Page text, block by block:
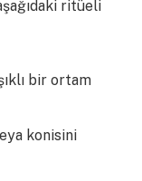
ritüeli
bir ortam
konisini